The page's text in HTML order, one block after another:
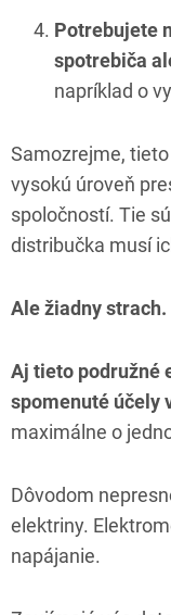
Potrebujete
spotrebiča
napríklad o
Samozrejme,
vysokú úroveň
spoločností. Tie
distribučka musí
Ale žiadny strach.
Aj tieto podružné
spomenuté účely
maximálne o
Dôvodom
elektriny.
napájanie.